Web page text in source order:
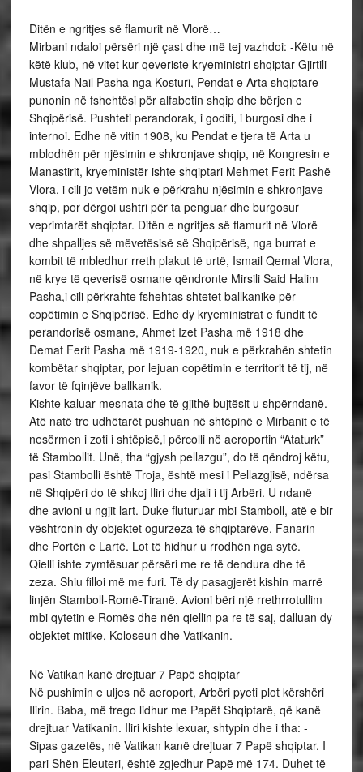
Ditën e ngritjes së flamurit në Vlorë…
Mirbani ndaloi përsëri një çast dhe më tej vazhdoi: -Këtu në
këtë klub, në vitet kur qeveriste kryeministri shqiptar Gjirtili
Mustafa Nail Pasha nga Kosturi, Pendat e Arta shqiptare
punonin në fshehtësi për alfabetin shqip dhe bërjen e
Shqipërisë. Pushteti perandorak, i goditi, i burgosi dhe i
internoi. Edhe në vitin 1908, ku Pendat e tjera të Arta u
mblodhën për njësimin e shkronjave shqip, në Kongresin e
Manastirit, kryeministër ishte shqiptari Mehmet Ferit Pashë
Vlora, i cili jo vetëm nuk e përkrahu njësimin e shkronjave
shqip, por dërgoi ushtri për ta penguar dhe burgosur
veprimtarët shqiptar. Ditën e ngritjes së flamurit në Vlorë
dhe shpalljes së mëvetësisë së Shqipërisë, nga burrat e
kombit të mbledhur rreth plakut të urtë, Ismail Qemal Vlora,
në krye të qeverisë osmane qëndronte Mirsili Said Halim
Pasha,i cili përkrahte fshehtas shtetet ballkanike për
copëtimin e Shqipërisë. Edhe dy kryeministrat e fundit të
perandorisë osmane, Ahmet Izet Pasha më 1918 dhe
Demat Ferit Pasha më 1919-1920, nuk e përkrahën shtetin
kombëtar shqiptar, por lejuan copëtimin e territorit të tij, në
favor të fqinjëve ballkanik.
Kishte kaluar mesnata dhe të gjithë bujtësit u shpërndanë.
Atë natë tre udhëtarët pushuan në shtëpinë e Mirbanit e të
nesërmen i zoti i shtëpisë,i përcolli në aeroportin “Ataturk”
të Stambollit. Unë, tha “gjysh pellazgu”, do të qëndroj këtu,
pasi Stambolli është Troja, është mesi i Pellazgjisë, ndërsa
në Shqipëri do të shkoj Iliri dhe djali i tij Arbëri. U ndanë
dhe avioni u ngjit lart. Duke fluturuar mbi Stamboll, atë e bir
vështronin dy objektet ogurzeza të shqiptarëve, Fanarin
dhe Portën e Lartë. Lot të hidhur u rrodhën nga sytë.
Qielli ishte zymtësuar përsëri me re të dendura dhe të
zeza. Shiu filloi më me furi. Të dy pasagjerët kishin marrë
linjën Stamboll-Romë-Tiranë. Avioni bëri një rrethrrotullim
mbi qytetin e Romës dhe nën qiellin pa re të saj, dalluan dy
objektet mitike, Koloseun dhe Vatikanin.
Në Vatikan kanë drejtuar 7 Papë shqiptar
Në pushimin e uljes në aeroport, Arbëri pyeti plot kërshëri
Ilirin. Baba, më trego lidhur me Papët Shqiptarë, që kanë
drejtuar Vatikanin. Iliri kishte lexuar, shtypin dhe i tha: -
Sipas gazetës, në Vatikan kanë drejtuar 7 Papë shqiptar. I
pari Shën Eleuteri, është zgjedhur Papë më 174. Duhet të